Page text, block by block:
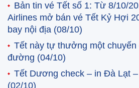
Bản tin vé Tết số 1: Từ 8/10/
Airlines mở bán vé Tết Kỷ Hợi
bay nội địa (08/10)
Tết này tự thưởng một
đường (04/10)
Tết Dương check – in Đà Lạt
(02/10)